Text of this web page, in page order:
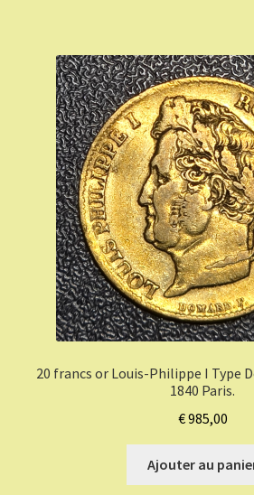
20 francs or Louis-Philippe I Type
1840 Paris.
€985,00
Ajouter au